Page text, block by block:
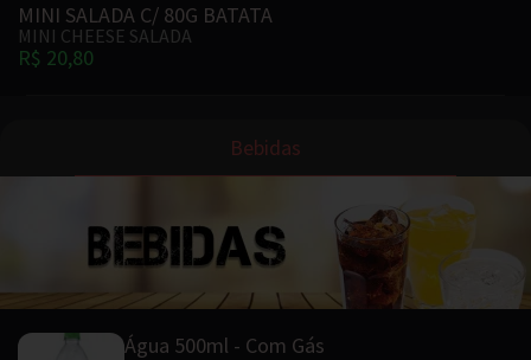
MINI SALADA C/ 80G BATATA
MINI CHEESE SALADA
R$ 20,80
Bebidas
Água 500ml - Com Gás